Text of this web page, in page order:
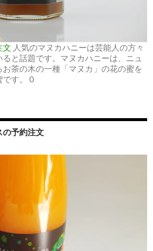
文 人気のマヌカハニーは芸能人の方々
と話題です。マヌカハニーは、ニュ
茶の木の一種「マヌカ」の花の蜜を
です。 0
の予約注文